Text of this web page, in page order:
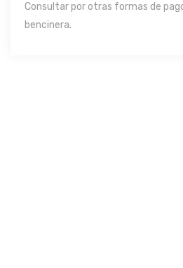
Consultar por otras formas de
bencinera.